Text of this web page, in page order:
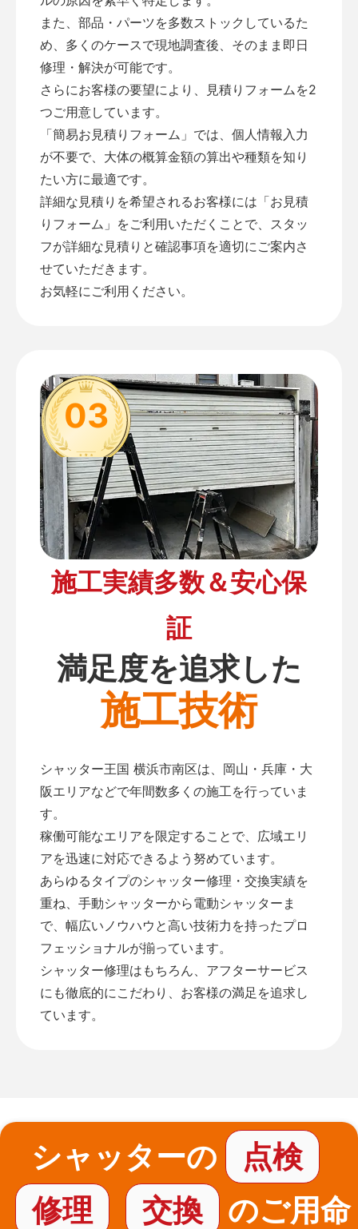
また、部品・パーツを多数ストックしているた
め、多くのケースで現地調査後、そのまま即日
修理・解決が可能です。
さらにお客様の要望により、見積りフォームを2
つご用意しています。
「簡易お見積りフォーム 」では、個人情報入力
が不要で、大体の概算金額の算出や種類を知り
たい方に最適です。
詳細な見積りを希望されるお客様には「お見積
りフォーム 」をご利用いただくことで、スタッ
フが詳細な見積りと確認事項を適切にご案内さ
せていただきます。
お気軽にご利用ください。
03
施工実績多数＆安心保
証
満足度を追求した
施工技術
シャッター王国 横浜市南区は、岡山・兵庫・大
阪エリアなどで年間数多くの施工を行っていま
す。
稼働可能なエリアを限定することで、広域エリ
アを迅速に対応できるよう努めています。
あらゆるタイプのシャッター修理・交換実績を
重ね、手動シャッターから電動シャッターま
で、幅広いノウハウと高い技術力を持ったプロ
フェッショナルが揃っています。
シャッター修理はもちろん、アフターサービス
にも徹底的にこだわり、お客様の満足を追求し
ています。
シャッターの
点検
修理
交換
のご用命